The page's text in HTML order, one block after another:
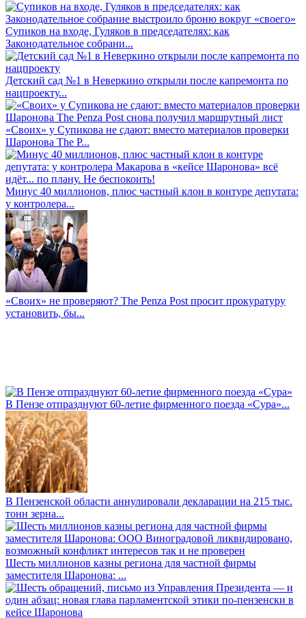
Супиков на входе, Гуляков в председателях: как
Законодательное собрани...
Детский сад №1 в Неверкино открыли после капремонта по
нацпроекту...
«Своих» у Супикова не сдают: вместо материалов проверки
Шаронова The P...
Минус 40 миллионов, плюс частный клон в контуре депутата:
у контролера...
«Своих» не проверяют? The Penza Post просит прокуратуру
установить, бы...
В Пензе отпразднуют 60-летие фирменного поезда «Сура»...
В Пензенской области аннулировали декларации на 215 тыс.
тонн зерна...
Шесть миллионов казны региона для частной фирмы
заместителя Шаронова: ...